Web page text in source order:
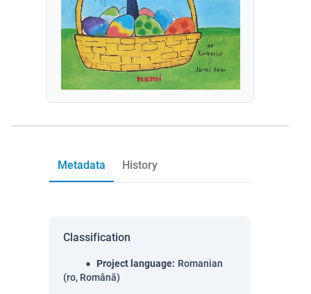
Metadata History
Classification
Project language: Romanian
(ro, Română)